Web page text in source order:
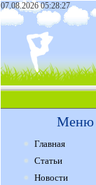
07.08.2026 05:28:27
Меню
Главная
Статьи
Новости